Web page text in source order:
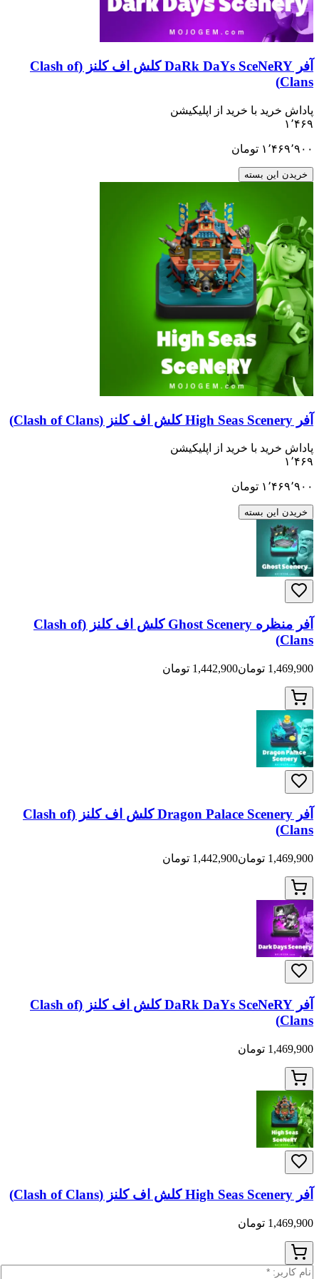
آفر DaRk DaYs SceNeRY کلش اف کلنز (Clash of
با خرید از اپلیکیشن
تومان
بسته
با خرید از اپلیکیشن
تومان
بسته
آفر منظره Ghost Scenery کلش اف کلنز (Clash of
1,442,900 تومان
آفر Dragon Palace Scenery کلش اف کلنز (Clash of
1,442,900 تومان
آفر DaRk DaYs SceNeRY کلش اف کلنز (Clash of